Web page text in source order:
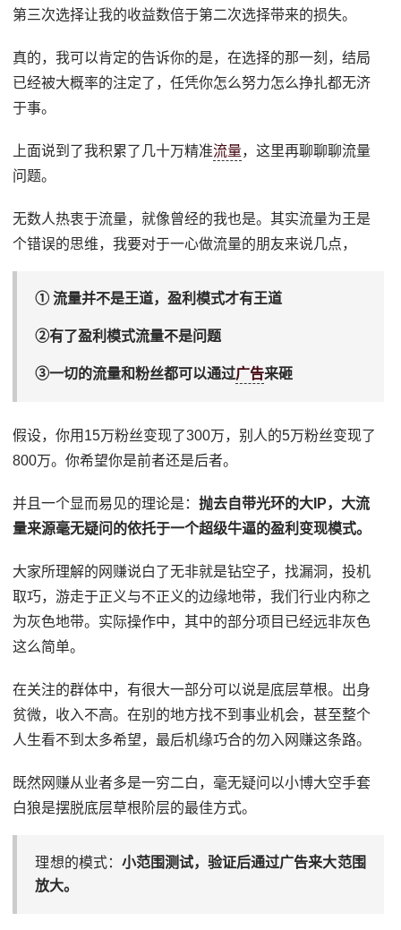
第三次选择让我的收益数倍于第二次选择带来的损失。
真的，我可以肯定的告诉你的是，在选择的那一刻，结局
已经被大概率的注定了，任凭你怎么努力怎么挣扎都无济
于事。
上面说到了我积累了几十万精准流量，这里再聊聊聊流量
问题。
无数人热衷于流量，就像曾经的我也是。其实流量为王是
个错误的思维，我要对于一心做流量的朋友来说几点，
① 流量并不是王道，盈利模式才有王道
②有了盈利模式流量不是问题
③一切的流量和粉丝都可以通过广告来砸
假设，你用15万粉丝变现了300万，别人的5万粉丝变现了
800万。你希望你是前者还是后者。
并且一个显而易见的理论是：抛去自带光环的大IP，大流
量来源毫无疑问的依托于一个超级牛逼的盈利变现模式。
大家所理解的网赚说白了无非就是钻空子，找漏洞，投机
取巧，游走于正义与不正义的边缘地带，我们行业内称之
为灰色地带。实际操作中，其中的部分项目已经远非灰色
这么简单。
在关注的群体中，有很大一部分可以说是底层草根。出身
贫微，收入不高。在别的地方找不到事业机会，甚至整个
人生看不到太多希望，最后机缘巧合的勿入网赚这条路。
既然网赚从业者多是一穷二白，毫无疑问以小博大空手套
白狼是摆脱底层草根阶层的最佳方式。
理想的模式： 小范围测试，验证后通过广告来大范围
放大。